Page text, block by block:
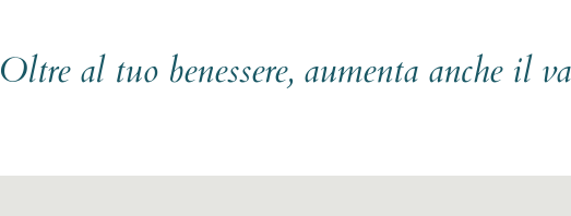
Oltre al tuo benessere, aumenta anche il